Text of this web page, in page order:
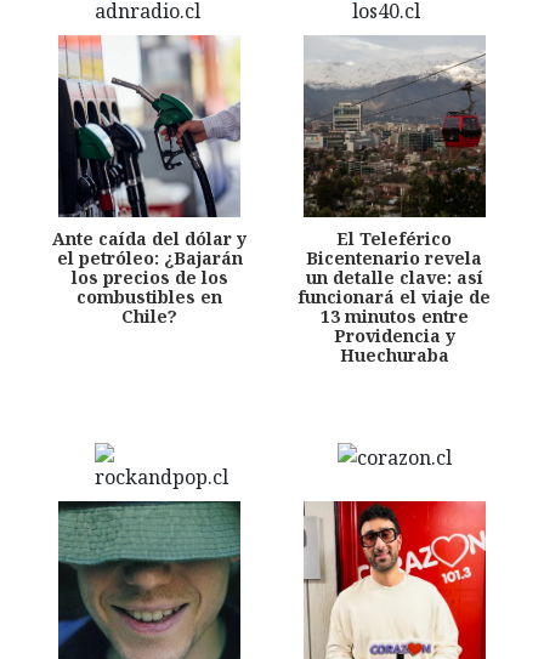
Ante caída del dólar y
el petróleo: ¿Bajarán
los precios de los
combustibles en
Chile?
El Teleférico
Bicentenario revela
un detalle clave: así
funcionará el viaje de
13 minutos entre
Providencia y
Huechuraba